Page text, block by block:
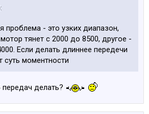
проблема - это узких диапазон,
тянет с 2000 до 8500, другое -
Если делать длиннее передечи
суть моментности
делать?